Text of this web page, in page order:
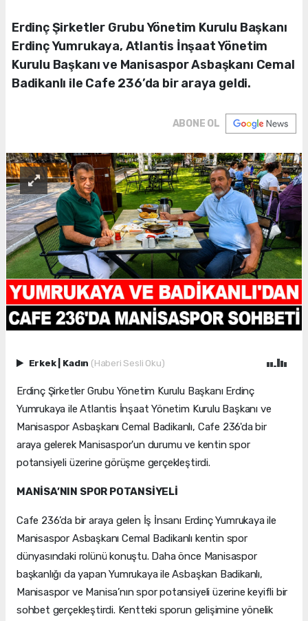
Erdinç Şirketler Grubu Yönetim Kurulu Başkanı
Erdinç Yumrukaya, Atlantis İnşaat Yönetim
Kurulu Başkanı ve Manisaspor Asbaşkanı Cemal
Badikanlı ile Cafe 236’da bir araya geldi.
ABONE OL
Erkek Kadın (Haberi Sesli Oku)
Erdinç Şirketler Grubu Yönetim Kurulu Başkanı Erdinç
Yumrukaya ile Atlantis İnşaat Yönetim Kurulu Başkanı ve
Manisaspor Asbaşkanı Cemal Badikanlı, Cafe 236'da bir
araya gelerek Manisaspor'un durumu ve kentin spor
potansiyeli üzerine görüşme gerçekleştirdi.
MANİSA’NIN SPOR POTANSİYELİ
Cafe 236’da bir araya gelen İş İnsanı Erdinç Yumrukaya ile
Manisaspor Asbaşkanı Cemal Badikanlı kentin spor
dünyasındaki rolünü konuştu. Daha önce Manisaspor
başkanlığı da yapan Yumrukaya ile Asbaşkan Badikanlı,
Manisaspor ve Manisa’nın spor potansiyeli üzerine keyifli bir
sohbet gerçekleştirdi. Kentteki sporun gelişimine yönelik